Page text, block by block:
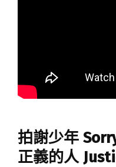
拍謝少年
正義的人